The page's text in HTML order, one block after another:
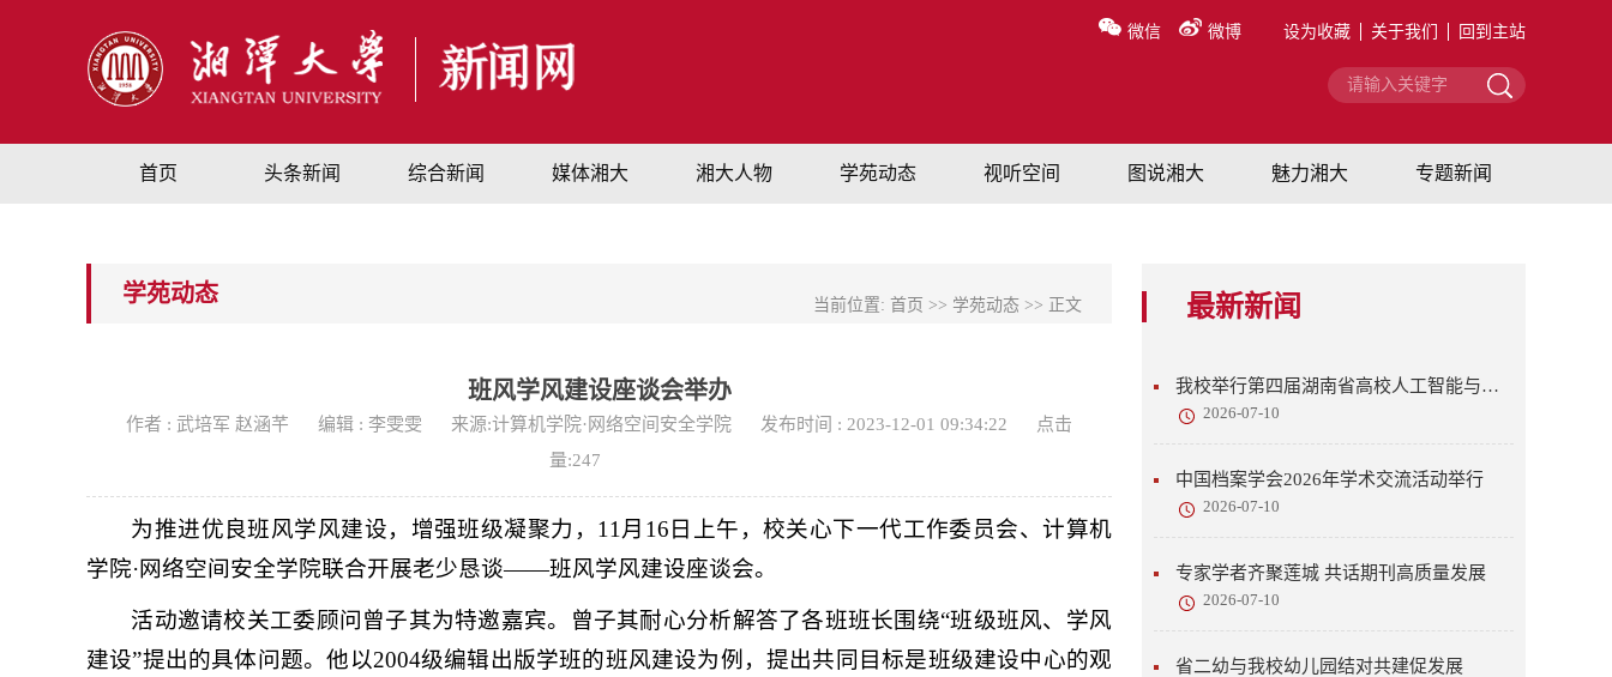
微信 微博 设为收藏 关于我们 回到主站
首页 头条新闻 综合新闻 媒体湘大 湘大人物 学苑动态 视听空间 图说湘大 魅力湘大 专题新闻
最新新闻
我校举行第四届湖南省高校人工智能与语言教育研讨会
2026-07-10
中国档案学会2026年学术交流活动举行
2026-07-10
专家学者齐聚莲城 共话期刊高质量发展
2026-07-10
省二幼与我校幼儿园结对共建促发展
当前位置: 首页 >> 学苑动态 >> 正文
学苑动态
班风学风建设座谈会举办
作者 : 武培军 赵涵芊 编辑 : 李雯雯 来源:计算机学院·网络空间安全学院 发布时间 : 2023-12-01 09:34:22
点击
量:247
为推进优良班风学风建设，增强班级凝聚力，11月16日上午，校关心下一代工作委员会、计算机
学院·网络空间安全学院联合开展老少恳谈——班风学风建设座谈会。
活动邀请校关工委顾问曾子其为特邀嘉宾。曾子其耐心分析解答了各班班长围绕“班级班风、学风
建设”提出的具体问题。他以2004级编辑出版学班的班风建设为例，提出共同目标是班级建设中心的观